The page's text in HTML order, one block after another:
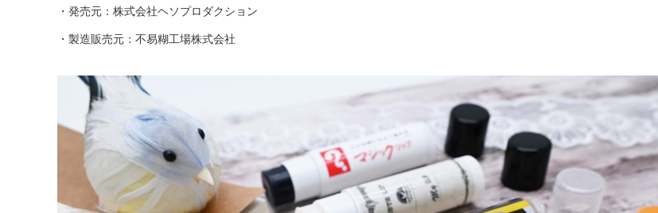
・発売元：株式会社ヘソプロダクション
・製造販売元：不易糊工場株式会社